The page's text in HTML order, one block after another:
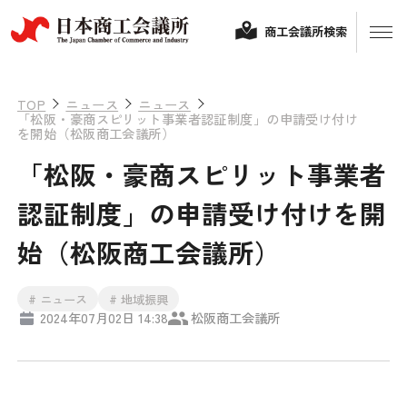
経営相談
融資制度・補助金
商工会議所検索
TOP ニュース ニュース
「松阪・豪商スピリット事業者認証制度」の申請受け付け
を開始（松阪商工会議所）
「松阪・豪商スピリット事業者
認証制度」の申請受け付けを開
始（松阪商工会議所）
# ニュース # 地域振興
2024年07月02日 14:38 松阪商工会議所